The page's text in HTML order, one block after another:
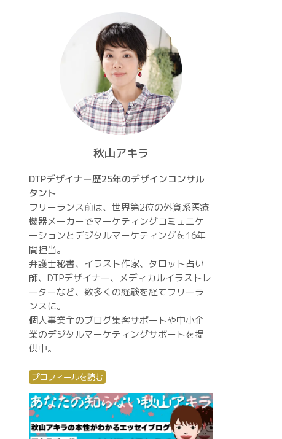
秋山アキラ
DTPデザイナー歴25年のデザインコンサル
タント
フリーランス前は、世界第2位の外資系医療
機器メーカーでマーケティングコミュニケ
ーションとデジタルマーケティングを16年
間担当。
弁護士秘書、イラスト作家、タロット占い
師、DTPデザイナー、メディカルイラストレ
ーターなど、数多くの経験を経てフリーラ
ンスに。
個人事業主のブログ集客サポートや中小企
業のデジタルマーケティングサポートを提
供中。
プロフィールを読む